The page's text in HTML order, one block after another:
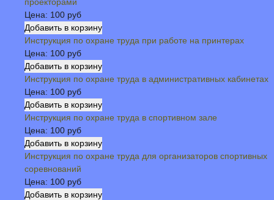
Цена: 100 руб
Инструкция по охране труда при работе на принтерах
Цена: 100 руб
Инструкция по охране труда в административных кабинетах
Цена: 100 руб
Инструкция по охране труда в спортивном зале
Цена: 100 руб
Инструкция по охране труда для организаторов спортивных
соревнований
Цена: 100 руб